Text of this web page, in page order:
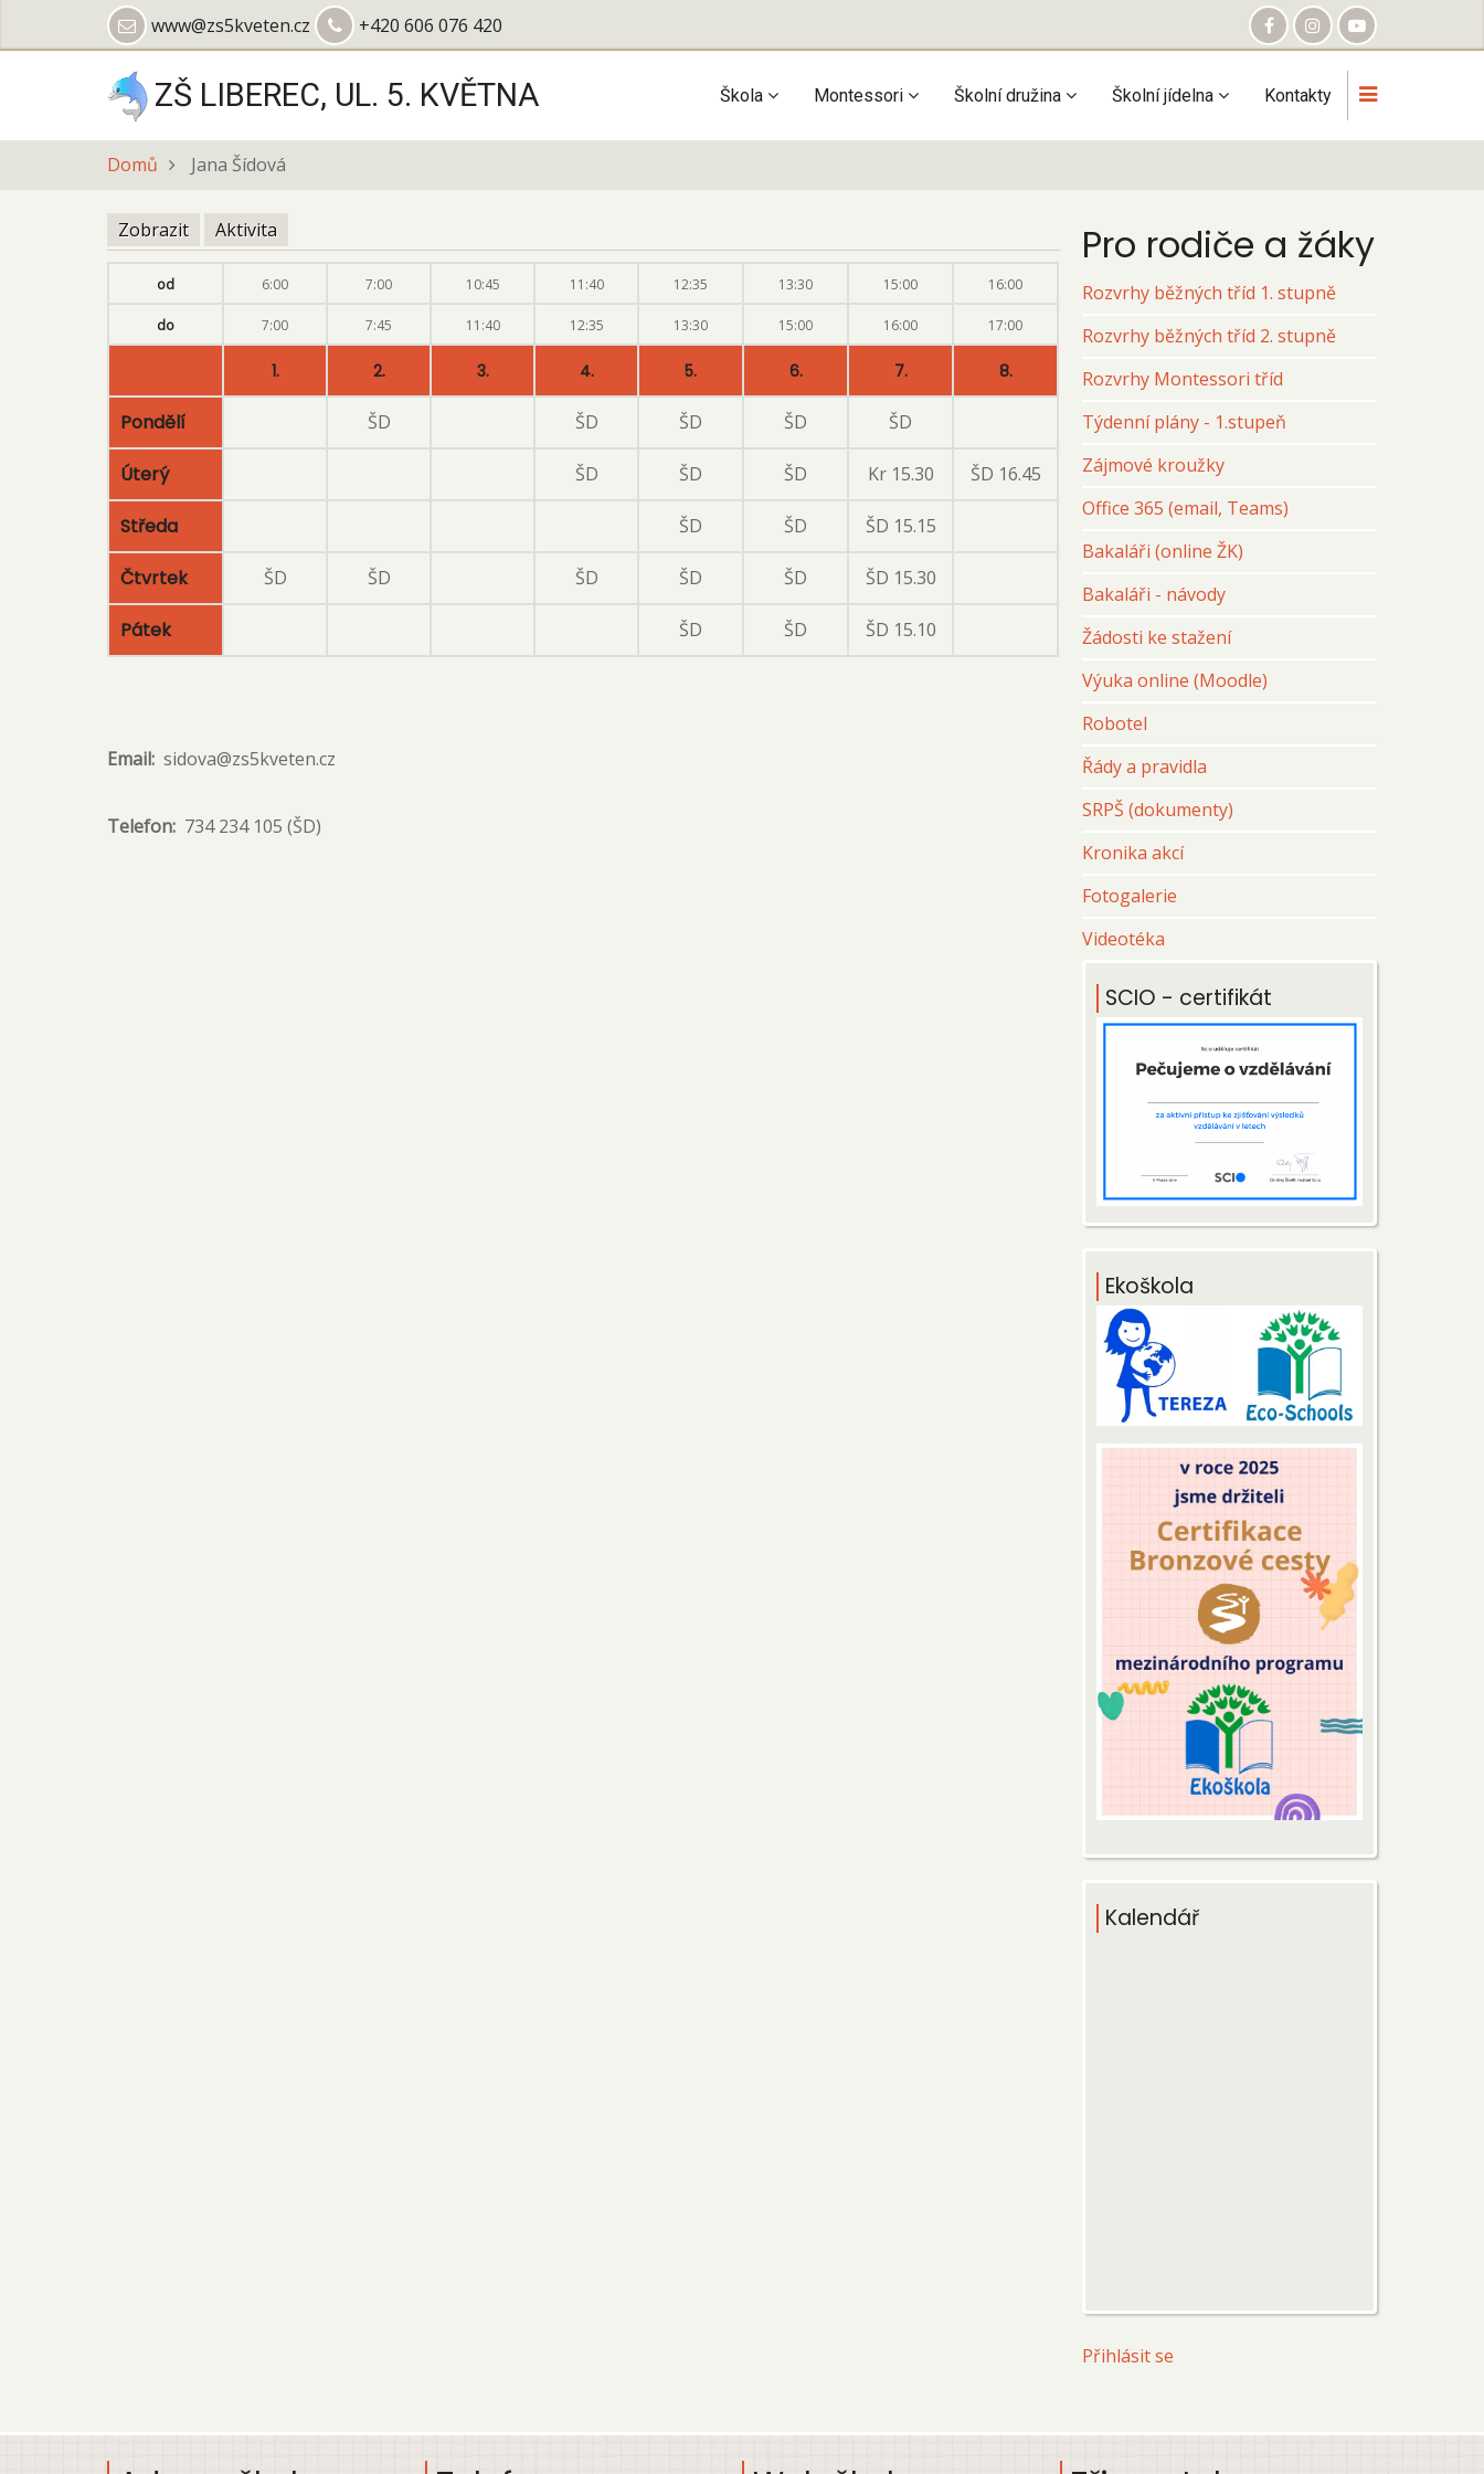
www@zs5kveten.cz +420 606 076 420
ZŠ LIBEREC, UL. 5. KVĚTNA
Main
navigation
Škola Montessori Školní družina Školní jídelna Kontakty
Domů Jana Šídová
Hlavní
záložky
Zobrazit(aktivní
záložka)
Aktivita
od 6:00 7:00 10:45 11:40 12:35 13:30 15:00 16:00
do 7:00 7:45 11:40 12:35 13:30 15:00 16:00 17:00
1. 2. 3. 4. 5. 6. 7. 8.
Pondělí ŠD ŠD ŠD ŠD ŠD
Úterý ŠD ŠD ŠD Kr 15.30 ŠD 16.45
Středa ŠD ŠD ŠD 15.15
Čtvrtek ŠD ŠD ŠD ŠD ŠD ŠD 15.30
Pátek ŠD ŠD ŠD 15.10
Email sidova@zs5kveten.cz
Telefon 734 234 105 (ŠD)
Pro rodiče a žáky
Rozvrhy běžných tříd 1. stupně
Rozvrhy běžných tříd 2. stupně
Rozvrhy Montessori tříd
Týdenní plány - 1.stupeň
Zájmové kroužky
Office 365 (email, Teams)
Bakaláři (online ŽK)
Bakaláři - návody
Žádosti ke stažení
Výuka online (Moodle)
Robotel
Řády a pravidla
SRPŠ (dokumenty)
Kronika akcí
Fotogalerie
Videotéka
SCIO - certifikát
Ekoškola
Kalendář
User
Přihlásit se